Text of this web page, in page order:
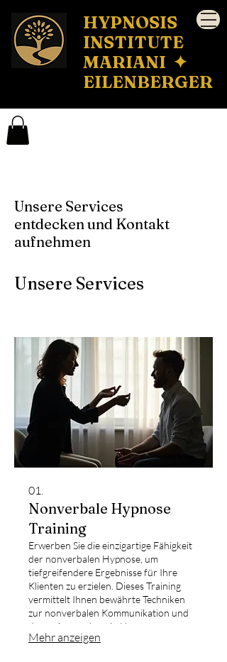
HYPNOSIS
INSTITUTE
MARIANI ✦
EILENBERGER
Unsere Services
entdecken und Kontakt
aufnehmen
Unsere Services
01.
Nonverbale Hypnose
Training
Erwerben Sie die einzigartige Fähigkeit
der nonverbalen Hypnose, um
tiefgreifendere Ergebnisse für Ihre
Klienten zu erzielen. Dieses Training
vermittelt Ihnen bewährte Techniken
zur nonverbalen Kommunikation und
deren Anwendung in Hypnose-
Sitzungen, um die therapeutische
Mehr anzeigen